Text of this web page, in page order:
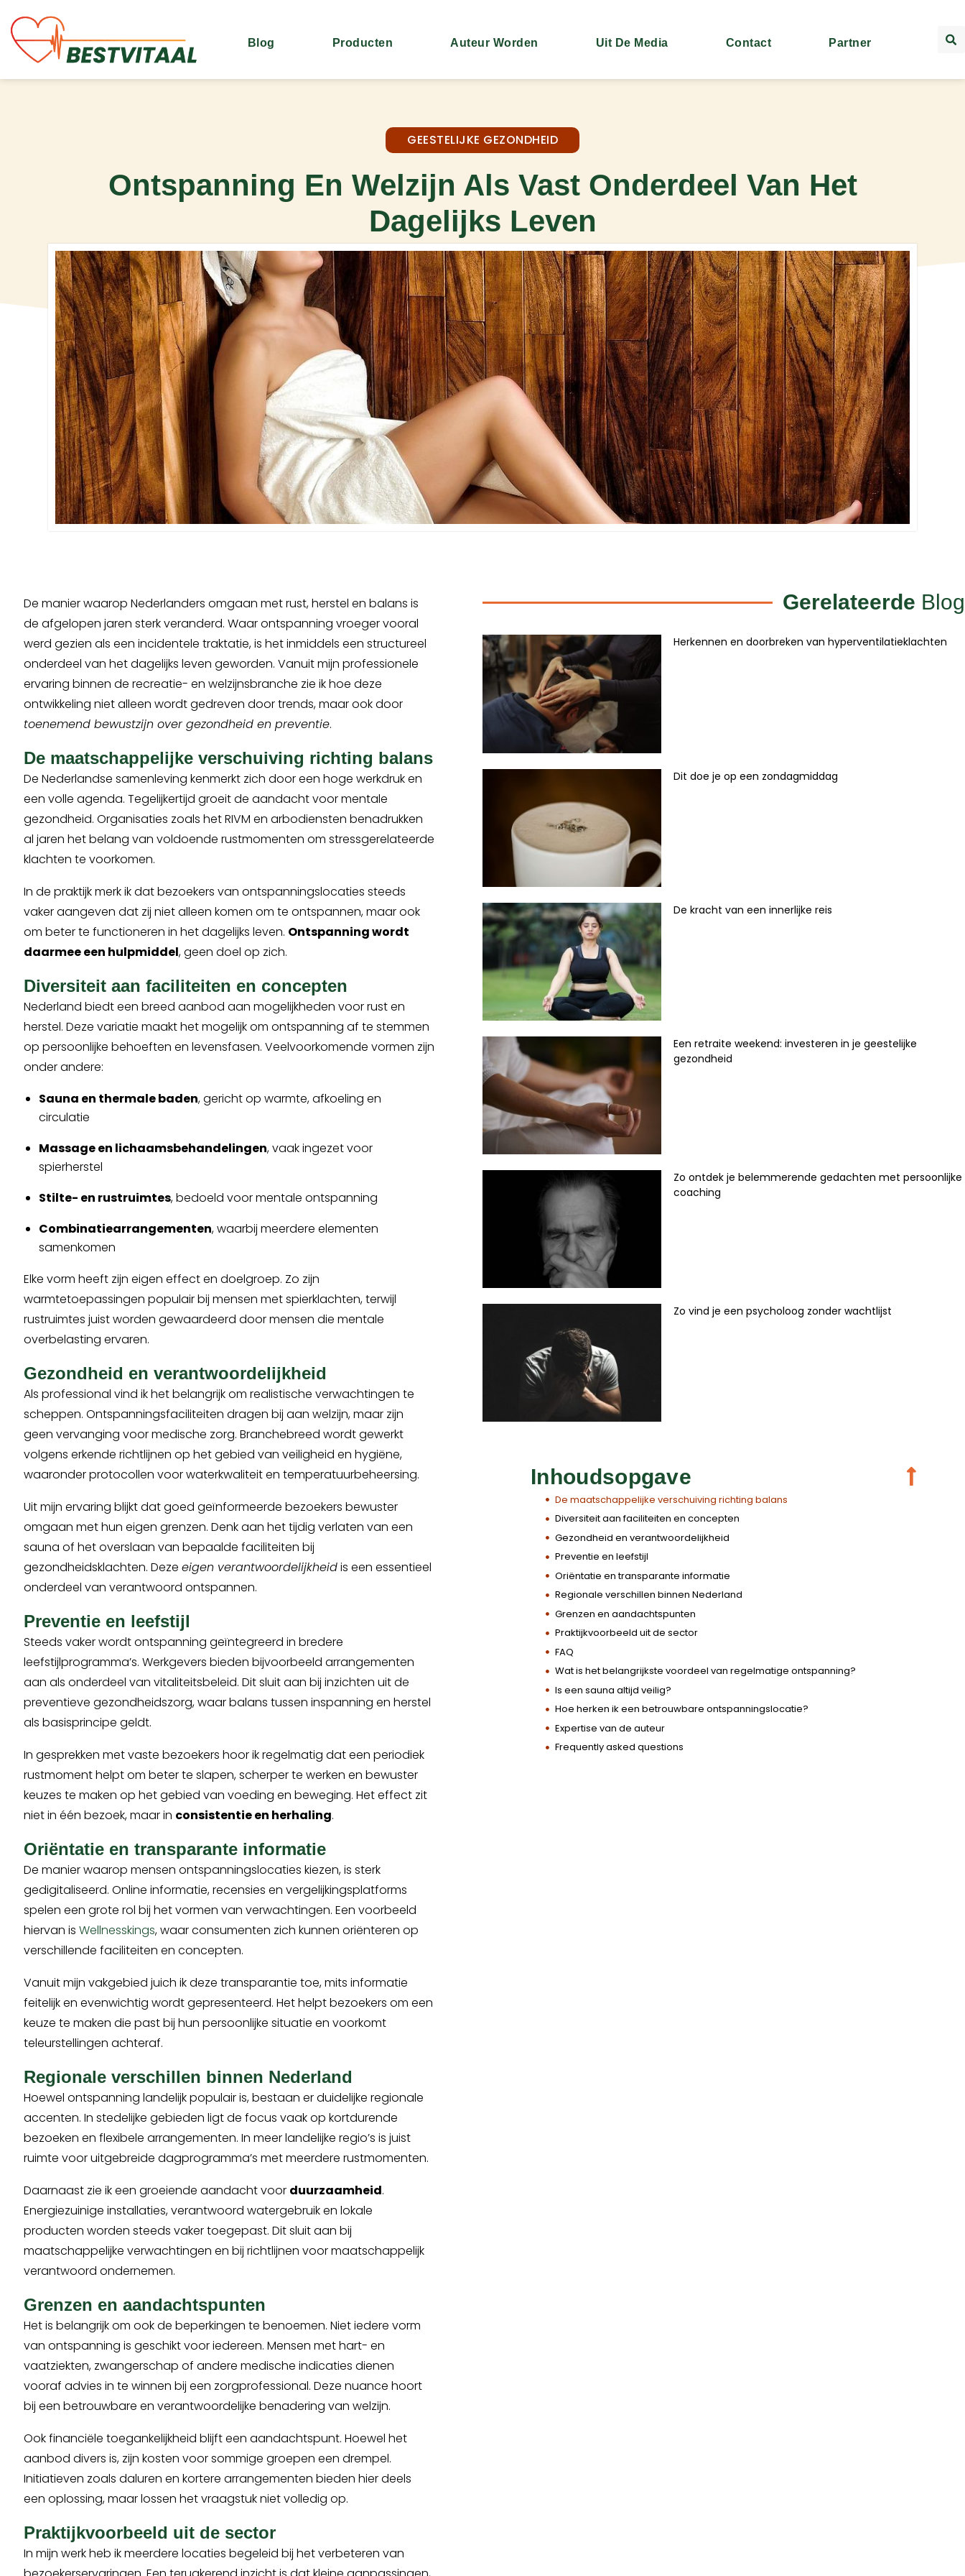
Blog Producten Auteur Worden Uit De Media Contact Partner
GEESTELIJKE GEZONDHEID
Ontspanning En Welzijn Als Vast Onderdeel Van Het
Dagelijks Leven
De manier waarop Nederlanders omgaan met rust, herstel en balans is
de afgelopen jaren sterk veranderd. Waar ontspanning vroeger vooral
werd gezien als een incidentele traktatie, is het inmiddels een structureel
onderdeel van het dagelijks leven geworden. Vanuit mijn professionele
ervaring binnen de recreatie- en welzijnsbranche zie ik hoe deze
ontwikkeling niet alleen wordt gedreven door trends, maar ook door
toenemend bewustzijn over gezondheid en preventie.
De maatschappelijke verschuiving richting balans
De Nederlandse samenleving kenmerkt zich door een hoge werkdruk en
een volle agenda. Tegelijkertijd groeit de aandacht voor mentale
gezondheid. Organisaties zoals het RIVM en arbodiensten benadrukken
al jaren het belang van voldoende rustmomenten om stressgerelateerde
klachten te voorkomen.
In de praktijk merk ik dat bezoekers van ontspanningslocaties steeds
vaker aangeven dat zij niet alleen komen om te ontspannen, maar ook
om beter te functioneren in het dagelijks leven. Ontspanning wordt
daarmee een hulpmiddel, geen doel op zich.
Diversiteit aan faciliteiten en concepten
Nederland biedt een breed aanbod aan mogelijkheden voor rust en
herstel. Deze variatie maakt het mogelijk om ontspanning af te stemmen
op persoonlijke behoeften en levensfasen. Veelvoorkomende vormen zijn
onder andere:
Sauna en thermale baden, gericht op warmte, afkoeling en
circulatie
Massage en lichaamsbehandelingen, vaak ingezet voor
spierherstel
Stilte- en rustruimtes, bedoeld voor mentale ontspanning
Combinatiearrangementen, waarbij meerdere elementen
samenkomen
Elke vorm heeft zijn eigen effect en doelgroep. Zo zijn
warmtetoepassingen populair bij mensen met spierklachten, terwijl
rustruimtes juist worden gewaardeerd door mensen die mentale
overbelasting ervaren.
Gezondheid en verantwoordelijkheid
Als professional vind ik het belangrijk om realistische verwachtingen te
scheppen. Ontspanningsfaciliteiten dragen bij aan welzijn, maar zijn
geen vervanging voor medische zorg. Branchebreed wordt gewerkt
volgens erkende richtlijnen op het gebied van veiligheid en hygiëne,
waaronder protocollen voor waterkwaliteit en temperatuurbeheersing.
Uit mijn ervaring blijkt dat goed geïnformeerde bezoekers bewuster
omgaan met hun eigen grenzen. Denk aan het tijdig verlaten van een
sauna of het overslaan van bepaalde faciliteiten bij
gezondheidsklachten. Dezeeigen verantwoordelijkheidis een essentieel
onderdeel van verantwoord ontspannen.
Preventie en leefstijl
Steeds vaker wordt ontspanning geïntegreerd in bredere
leefstijlprogramma’s. Werkgevers bieden bijvoorbeeld arrangementen
aan als onderdeel van vitaliteitsbeleid. Dit sluit aan bij inzichten uit de
preventieve gezondheidszorg, waar balans tussen inspanning en herstel
als basisprincipe geldt.
In gesprekken met vaste bezoekers hoor ik regelmatig dat een periodiek
rustmoment helpt om beter te slapen, scherper te werken en bewuster
keuzes te maken op het gebied van voeding en beweging. Het effect zit
niet in één bezoek, maar in consistentie en herhaling.
Oriëntatie en transparante informatie
De manier waarop mensen ontspanningslocaties kiezen, is sterk
gedigitaliseerd. Online informatie, recensies en vergelijkingsplatforms
spelen een grote rol bij het vormen van verwachtingen. Een voorbeeld
hiervan isWellnesskings, waar consumenten zich kunnen oriënteren op
verschillende faciliteiten en concepten.
Vanuit mijn vakgebied juich ik deze transparantie toe, mits informatie
feitelijk en evenwichtig wordt gepresenteerd. Het helpt bezoekers om een
keuze te maken die past bij hun persoonlijke situatie en voorkomt
teleurstellingen achteraf.
Regionale verschillen binnen Nederland
Hoewel ontspanning landelijk populair is, bestaan er duidelijke regionale
accenten. In stedelijke gebieden ligt de focus vaak op kortdurende
bezoeken en flexibele arrangementen. In meer landelijke regio’s is juist
ruimte voor uitgebreide dagprogramma’s met meerdere rustmomenten.
Daarnaast zie ik een groeiende aandacht voor duurzaamheid.
Energiezuinige installaties, verantwoord watergebruik en lokale
producten worden steeds vaker toegepast. Dit sluit aan bij
maatschappelijke verwachtingen en bij richtlijnen voor maatschappelijk
verantwoord ondernemen.
Grenzen en aandachtspunten
Het is belangrijk om ook de beperkingen te benoemen. Niet iedere vorm
van ontspanning is geschikt voor iedereen. Mensen met hart- en
vaatziekten, zwangerschap of andere medische indicaties dienen
vooraf advies in te winnen bij een zorgprofessional. Deze nuance hoort
bij een betrouwbare en verantwoordelijke benadering van welzijn.
Ook financiële toegankelijkheid blijft een aandachtspunt. Hoewel het
aanbod divers is, zijn kosten voor sommige groepen een drempel.
Initiatieven zoals daluren en kortere arrangementen bieden hier deels
een oplossing, maar lossen het vraagstuk niet volledig op.
Praktijkvoorbeeld uit de sector
In mijn werk heb ik meerdere locaties begeleid bij het verbeteren van
Gerelateerde Blog
Herkennen en doorbreken van hyperventilatieklachten
Dit doe je op een zondagmiddag
De kracht van een innerlijke reis
Een retraite weekend: investeren in je geestelijke
gezondheid
Zo ontdek je belemmerende gedachten met persoonlijke
coaching
Zo vind je een psycholoog zonder wachtlijst
Inhoudsopgave
De maatschappelijke verschuiving richting balans
Diversiteit aan faciliteiten en concepten
Gezondheid en verantwoordelijkheid
Preventie en leefstijl
Oriëntatie en transparante informatie
Regionale verschillen binnen Nederland
Grenzen en aandachtspunten
Praktijkvoorbeeld uit de sector
FAQ
Wat is het belangrijkste voordeel van regelmatige ontspanning?
Is een sauna altijd veilig?
Hoe herken ik een betrouwbare ontspanningslocatie?
Expertise van de auteur
Frequently asked questions